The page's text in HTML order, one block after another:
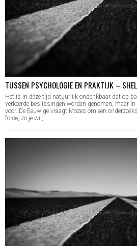
TUSSEN PSYCHOLOGIE EN PRAKTIJK –
Het is in deze tijd natuurlijk ondenkbaar dat op
verkeerde beslissingen worden genomen, maar
voor. De Eeuwige vraagt Mozes om een
force, zo je wil,…